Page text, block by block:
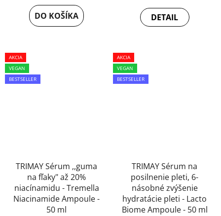
je
4,5
DO KOŠÍKA
5,0
z
DETAIL
AKCIA
VEGAN
BESTSELLER
TRIMAY Sérum ,,guma
na fľaky" až 20%
niacínamidu - Tremella
Niacinamide Ampoule -
50 ml
AKCIA
VEGAN
BESTSELLER
TRIMAY Sérum na
posilnenie pleti, 6-
násobné zvýšenie
hydratácie pleti - Lacto
Biome Ampoule - 50 ml